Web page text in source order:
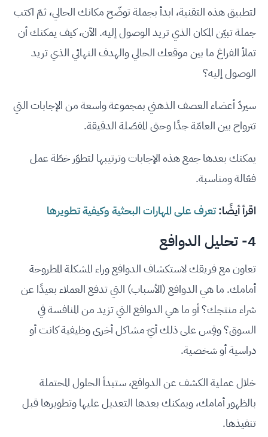
لتطبيق هذه التقنية، ابدأ بجملة توضّح مكانك الحالي، ثمّ اكتب
جملة تبيّن المكان الذي تريد الوصول إليه. الآن، كيف يمكنك أن
تملأ الفراغ ما بين موقعك الحالي والهدف النهائي الذي تريد
الوصول إليه؟
سيردّ أعضاء العصف الذهني بمجموعة واسعة من الإجابات التي
تترواح بين العامّة جدًا وحتى المفصّلة الدقيقة.
يمكنك بعدها جمع هذه الإجابات وترتيبها لتطوّر خطّة عمل
فعّالة ومناسبة.
اقرأ أيضًا:تعرف على المهارات البحثية وكيفية تطويرها
4- تحليل الدوافع
تعاون مع فريقك لاستكشاف الدوافع وراء المشكلة المطروحة
أمامك. ما هي الدوافع (الأسباب) التي تدفع العملاء بعيدًا عن
شراء منتجك؟ أو ما هي الدوافع التي تزيد من المنافسة في
السوق؟ وقِس على ذلك أيّ مشاكل أخرى وظيفية كانت أو
دراسية أو شخصية.
خلال عملية الكشف عن الدوافع، ستبدأ الحلول المحتملة
بالظهور أمامك، ويمكنك بعدها التعديل عليها وتطويرها قبل
تنفيذها.